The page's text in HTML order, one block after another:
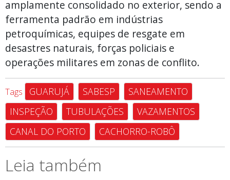
amplamente consolidado no exterior, sendo a
ferramenta padrão em indústrias
petroquímicas, equipes de resgate em
desastres naturais, forças policiais e
operações militares em zonas de conflito.
Tags GUARUJÁ SABESP
SANEAMENTO
INSPEÇÃO
TUBULAÇÕES
VAZAMENTOS
CANAL DO PORTO
CACHORRO-ROBÔ
Leia também